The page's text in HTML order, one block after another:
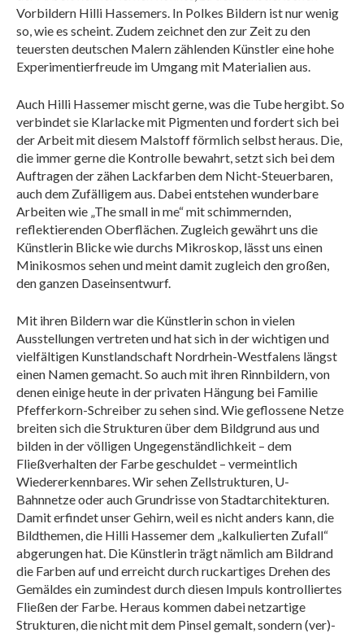
Vorbildern Hilli Hassemers. In Polkes Bildern ist nur wenig
so, wie es scheint. Zudem zeichnet den zur Zeit zu den
teuersten deutschen Malern zählenden Künstler eine hohe
Experimentierfreude im Umgang mit Materialien aus.
Auch Hilli Hassemer mischt gerne, was die Tube hergibt. So
verbindet sie Klarlacke mit Pigmenten und fordert sich bei
der Arbeit mit diesem Malstoff förmlich selbst heraus. Die,
die immer gerne die Kontrolle bewahrt, setzt sich bei dem
Auftragen der zähen Lackfarben dem Nicht-Steuerbaren,
auch dem Zufälligem aus. Dabei entstehen wunderbare
Arbeiten wie „The small in me“ mit schimmernden,
reflektierenden Oberflächen. Zugleich gewährt uns die
Künstlerin Blicke wie durchs Mikroskop, lässt uns einen
Minikosmos sehen und meint damit zugleich den großen,
den ganzen Daseinsentwurf.
Mit ihren Bildern war die Künstlerin schon in vielen
Ausstellungen vertreten und hat sich in der wichtigen und
vielfältigen Kunstlandschaft Nordrhein-Westfalens längst
einen Namen gemacht. So auch mit ihren Rinnbildern, von
denen einige heute in der privaten Hängung bei Familie
Pfefferkorn-Schreiber zu sehen sind. Wie geflossene Netze
breiten sich die Strukturen über dem Bildgrund aus und
bilden in der völligen Ungegenständlichkeit – dem
Fließverhalten der Farbe geschuldet – vermeintlich
Wiedererkennbares. Wir sehen Zellstrukturen, U-
Bahnnetze oder auch Grundrisse von Stadtarchitekturen.
Damit erfindet unser Gehirn, weil es nicht anders kann, die
Bildthemen, die Hilli Hassemer dem „kalkulierten Zufall“
abgerungen hat. Die Künstlerin trägt nämlich am Bildrand
die Farben auf und erreicht durch ruckartiges Drehen des
Gemäldes ein zumindest durch diesen Impuls kontrolliertes
Fließen der Farbe. Heraus kommen dabei netzartige
Strukturen, die nicht mit dem Pinsel gemalt, sondern (ver)-